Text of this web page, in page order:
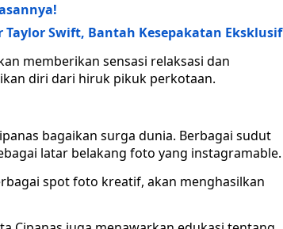
Swift, Bantah Kesepakatan Eksklusif
memberikan sensasi relaksasi dan
diri dari hiruk pikuk perkotaan.
bagaikan surga dunia. Berbagai sudut
latar belakang foto yang instagramable.
spot foto kreatif, akan menghasilkan